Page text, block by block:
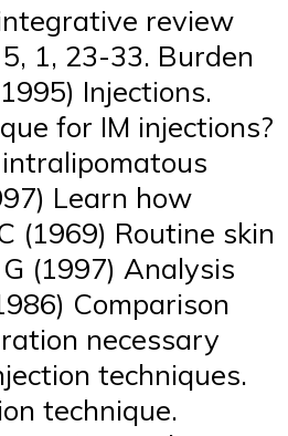
review
1, 23-33. Burden
Injections.
for IM injections?
Learn how
(1969) Routine skin
(1997) Analysis
Comparison
necessary
techniques.
technique.